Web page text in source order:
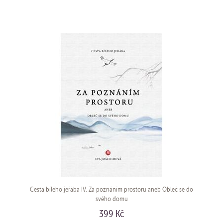
Cesta bílého jeřába IV. Za poznáním prostoru aneb Obleč se do
svého domu
399 Kč